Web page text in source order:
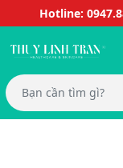
Hotline: